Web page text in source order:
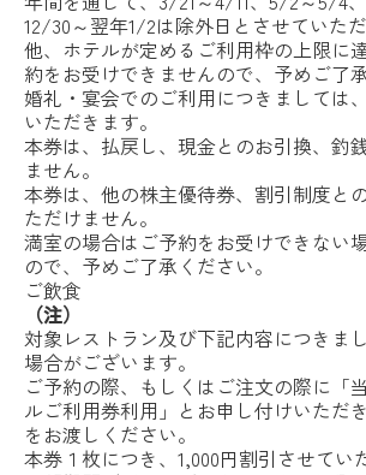
12/30～翌年1/2は除外日とさせていた
他、ホテルが定めるご利用枠の上限に
約をお受けできませんので、予めご了
婚礼・宴会でのご利用につきましては
いただきます。
本券は、払戻し、現金とのお引換、釣
ません。
本券は、他の株主優待券、割引制度と
ただけません。
満室の場合はご予約をお受けできない
ので、予めご了承ください。
ご飲食
（注）
対象レストラン及び下記内容につきま
場合がございます。
ご予約の際、もしくはご注文の際に「
ルご利用券利用」とお申し付けいただ
をお渡しください。
本券１枚につき、1,000円割引させてい